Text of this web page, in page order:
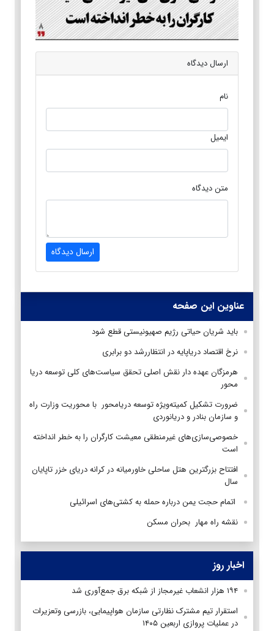
ارسال دیدگاه
نام
ایمیل
متن دیدگاه
ارسال دیدگاه
عناوین این صفحه
باید شریان حیاتی رژیم صهیونیستی قطع شود
نرخ اقتصاد درياپايه در انتظاررشد دو برابری
هرمزگان عهده دار نقش اصلی تحقق سیاست‌های کلی توسعه دریا
محور
ضرورت تشکیل کمیته‌ویژه توسعه ‌دریامحور با محوریت وزارت راه
و سازمان بنادر و دریانوردی
خصوصی‌سازی‌های غیرمنطقی معیشت کارگران را به خطر انداخته
است
افتتاح بزرگترین هتل ساحلی خاورمیانه در کرانه دریای خزر تاپایان
سال
اتمام حجت یمن درباره حمله به کشتی‌های اسرائیلی
نقشه‌ راه مهار بحران مسکن
اخبار روز
۱۹۴ هزار انشعاب غیرمجاز از شبکه برق جمع‌آوری شد
استقرار تیم مشترک نظارتی سازمان هواپیمایی، بازرسی وتعزیرات
در عملیات پروازی اربعین ۱۴۰۵